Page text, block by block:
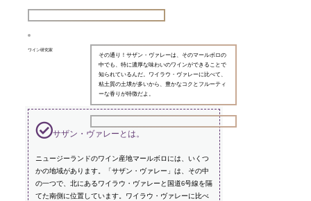
ワイン研究家
その通り！サザン・ヴァレーは、そのマールボロの
中でも、特に濃厚な味わいのワインができることで
知られているんだ。ワイラウ・ヴァレーに比べて、
粘土質の土壌が多いから、豊かなコクとフルーティ
ーな香りが特徴だよ。
サザン・ヴァレーとは。
ニュージーランドのワイン産地マールボロには、いくつ
かの地域があります。「サザン・ヴァレー」は、その中
の一つで、北にあるワイラウ・ヴァレーと国道6号線を隔
てた南側に位置しています。ワイラウ・ヴァレーに比べ